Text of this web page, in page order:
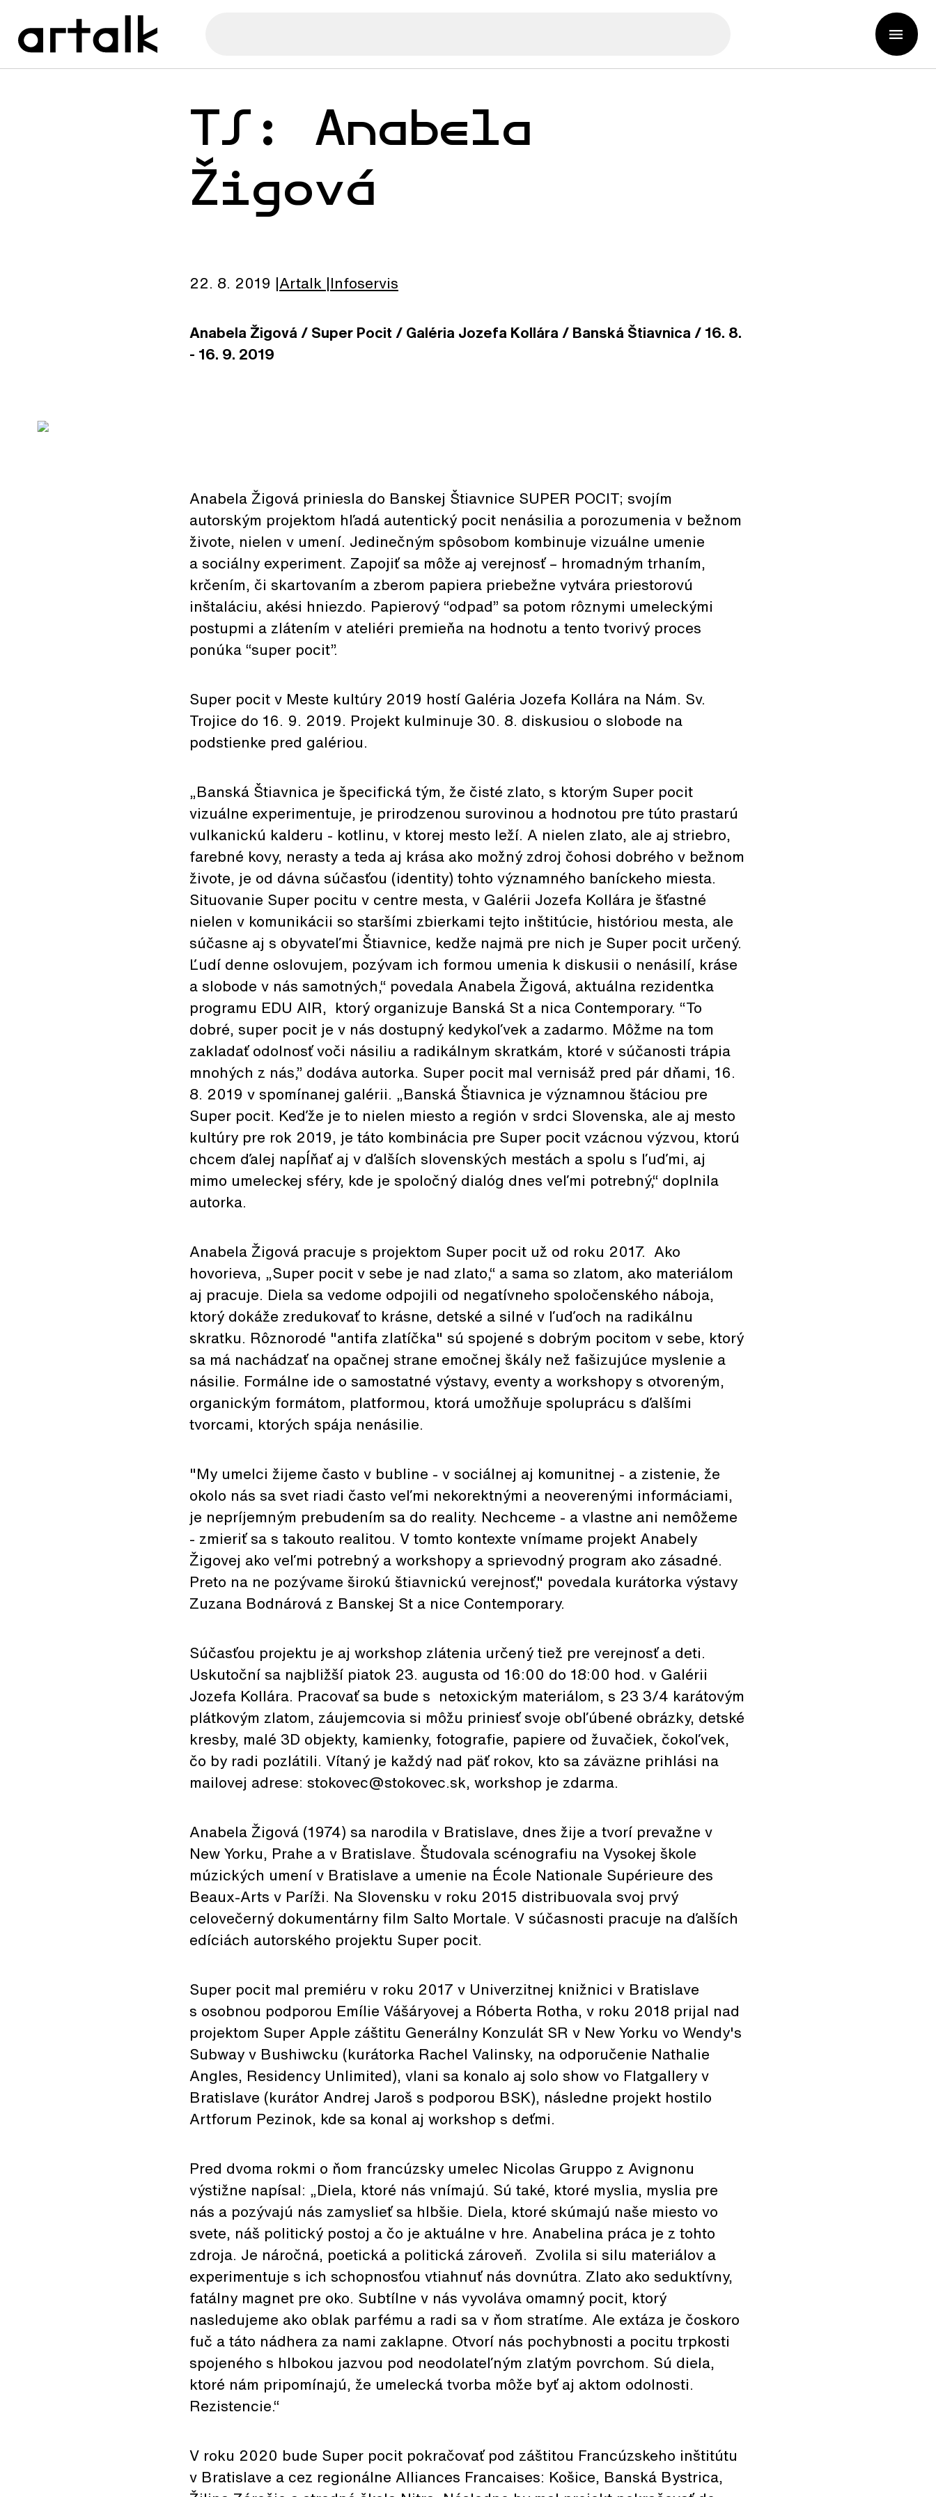
TS: Anabela
Žigová
22. 8. 2019 Artalk Infoservis
Anabela Žigová / Super Pocit / Galéria Jozefa Kollára / Banská Štiavnica / 16. 8.
- 16. 9. 2019
Anabela Žigová priniesla do Banskej Štiavnice SUPER POCIT; svojím
autorským projektom hľadá autentický pocit nenásilia a porozumenia v bežnom
živote, nielen v umení. Jedinečným spôsobom kombinuje vizuálne umenie
a sociálny experiment. Zapojiť sa môže aj verejnosť – hromadným trhaním,
krčením, či skartovaním a zberom papiera priebežne vytvára priestorovú
inštaláciu, akési hniezdo. Papierový “odpad” sa potom rôznymi umeleckými
postupmi a zlátením v ateliéri premieňa na hodnotu a tento tvorivý proces
ponúka “super pocit”.
Super pocit v Meste kultúry 2019 hostí Galéria Jozefa Kollára na Nám. Sv.
Trojice do 16. 9. 2019. Projekt kulminuje 30. 8. diskusiou o slobode na
podstienke pred galériou.
„Banská Štiavnica je špecifická tým, že čisté zlato, s ktorým Super pocit
vizuálne experimentuje, je prirodzenou surovinou a hodnotou pre túto prastarú
vulkanickú kalderu - kotlinu, v ktorej mesto leží. A nielen zlato, ale aj striebro,
farebné kovy, nerasty a teda aj krása ako možný zdroj čohosi dobrého v bežnom
živote, je od dávna súčasťou (identity) tohto významného baníckeho miesta.
Situovanie Super pocitu v centre mesta, v Galérii Jozefa Kollára je šťastné
nielen v komunikácii so staršími zbierkami tejto inštitúcie, históriou mesta, ale
súčasne aj s obyvateľmi Štiavnice, kedže najmä pre nich je Super pocit určený.
Ľudí denne oslovujem, pozývam ich formou umenia k diskusii o nenásilí, kráse
a slobode v nás samotných,“ povedala Anabela Žigová, aktuálna rezidentka
programu EDU AIR, ktorý organizuje Banská St a nica Contemporary. “To
dobré, super pocit je v nás dostupný kedykoľvek a zadarmo. Môžme na tom
zakladať odolnosť voči násiliu a radikálnym skratkám, ktoré v súčanosti trápia
mnohých z nás,” dodáva autorka. Super pocit mal vernisáž pred pár dňami, 16.
8. 2019 v spomínanej galérii. „Banská Štiavnica je významnou štáciou pre
Super pocit. Keďže je to nielen miesto a región v srdci Slovenska, ale aj mesto
kultúry pre rok 2019, je táto kombinácia pre Super pocit vzácnou výzvou, ktorú
chcem ďalej napĺňať aj v ďalších slovenských mestách a spolu s ľuďmi, aj
mimo umeleckej sféry, kde je spoločný dialóg dnes veľmi potrebný,“ doplnila
autorka.
Anabela Žigová pracuje s projektom Super pocit už od roku 2017. Ako
hovorieva, „Super pocit v sebe je nad zlato,“ a sama so zlatom, ako materiálom
aj pracuje. Diela sa vedome odpojili od negatívneho spoločenského náboja,
ktorý dokáže zredukovať to krásne, detské a silné v ľuďoch na radikálnu
skratku. Rôznorodé "antifa zlatíčka" sú spojené s dobrým pocitom v sebe, ktorý
sa má nachádzať na opačnej strane emočnej škály než fašizujúce myslenie a
násilie. Formálne ide o samostatné výstavy, eventy a workshopy s otvoreným,
organickým formátom, platformou, ktorá umožňuje spoluprácu s ďalšími
tvorcami, ktorých spája nenásilie.
"My umelci žijeme často v bubline - v sociálnej aj komunitnej - a zistenie, že
okolo nás sa svet riadi často veľmi nekorektnými a neoverenými informáciami,
je nepríjemným prebudením sa do reality. Nechceme - a vlastne ani nemôžeme
- zmieriť sa s takouto realitou. V tomto kontexte vnímame projekt Anabely
Žigovej ako veľmi potrebný a workshopy a sprievodný program ako zásadné.
Preto na ne pozývame širokú štiavnickú verejnosť," povedala kurátorka výstavy
Zuzana Bodnárová z Banskej St a nice Contemporary.
Súčasťou projektu je aj workshop zlátenia určený tiež pre verejnosť a deti.
Uskutoční sa najbližší piatok 23. augusta od 16:00 do 18:00 hod. v Galérii
Jozefa Kollára. Pracovať sa bude s netoxickým materiálom, s 23 3/4 karátovým
plátkovým zlatom, záujemcovia si môžu priniesť svoje obľúbené obrázky, detské
kresby, malé 3D objekty, kamienky, fotografie, papiere od žuvačiek, čokoľvek,
čo by radi pozlátili. Vítaný je každý nad päť rokov, kto sa záväzne prihlási na
mailovej adrese: stokovec@stokovec.sk, workshop je zdarma.
Anabela Žigová (1974) sa narodila v Bratislave, dnes žije a tvorí prevažne v
New Yorku, Prahe a v Bratislave. Študovala scénografiu na Vysokej škole
múzických umení v Bratislave a umenie na École Nationale Supérieure des
Beaux-Arts v Paríži. Na Slovensku v roku 2015 distribuovala svoj prvý
celovečerný dokumentárny film Salto Mortale. V súčasnosti pracuje na ďalších
edíciách autorského projektu Super pocit.
Super pocit mal premiéru v roku 2017 v Univerzitnej knižnici v Bratislave
s osobnou podporou Emílie Vášáryovej a Róberta Rotha, v roku 2018 prijal nad
projektom Super Apple záštitu Generálny Konzulát SR v New Yorku vo Wendy's
Subway v Bushiwcku (kurátorka Rachel Valinsky, na odporučenie Nathalie
Angles, Residency Unlimited), vlani sa konalo aj solo show vo Flatgallery v
Bratislave (kurátor Andrej Jaroš s podporou BSK), následne projekt hostilo
Artforum Pezinok, kde sa konal aj workshop s deťmi.
Pred dvoma rokmi o ňom francúzsky umelec Nicolas Gruppo z Avignonu
výstižne napísal: „Diela, ktoré nás vnímajú. Sú také, ktoré myslia, myslia pre
nás a pozývajú nás zamyslieť sa hlbšie. Diela, ktoré skúmajú naše miesto vo
svete, náš politický postoj a čo je aktuálne v hre. Anabelina práca je z tohto
zdroja. Je náročná, poetická a politická zároveň. Zvolila si silu materiálov a
experimentuje s ich schopnosťou vtiahnuť nás dovnútra. Zlato ako seduktívny,
fatálny magnet pre oko. Subtílne v nás vyvoláva omamný pocit, ktorý
nasledujeme ako oblak parfému a radi sa v ňom stratíme. Ale extáza je čoskoro
fuč a táto nádhera za nami zaklapne. Otvorí nás pochybnosti a pocitu trpkosti
spojeného s hlbokou jazvou pod neodolateľným zlatým povrchom. Sú diela,
ktoré nám pripomínajú, že umelecká tvorba môže byť aj aktom odolnosti.
Rezistencie.“
V roku 2020 bude Super pocit pokračovať pod záštitou Francúzskeho inštitútu
v Bratislave a cez regionálne Alliances Francaises: Košice, Banská Bystrica,